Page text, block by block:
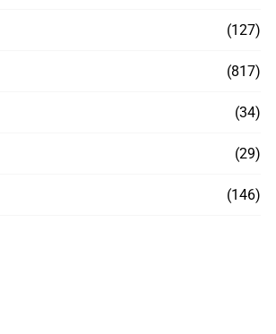
(127)
(817)
(34)
(29)
(146)